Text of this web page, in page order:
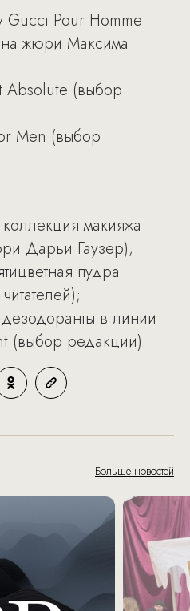
Pour Homme
жюри Максима
Absolute (выбор
Men (выбор
макияжа
Дарьи Гаузер);
пудра
в линии
(выбор редакции).
Больше новостей